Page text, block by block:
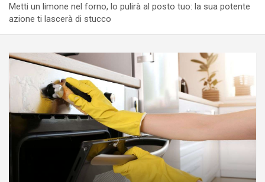
Metti un limone nel forno, lo pulirà al posto tuo: la sua potente
azione ti lascerà di stucco